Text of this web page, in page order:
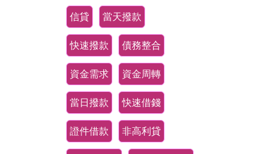
信貸 當天撥款
快速撥款 債務整合
資金需求 資金周轉
當日撥款 快速借錢
證件借款 非高利貸